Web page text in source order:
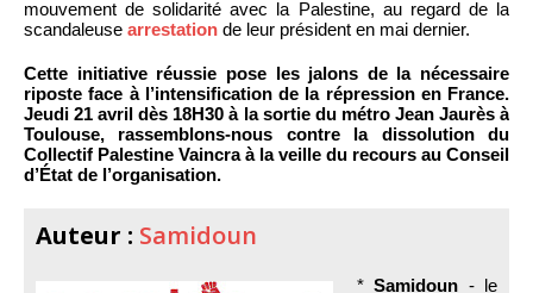
mouvement de solidarité avec la Palestine, au regard de la
scandaleuse arrestation de leur président en mai dernier.
Cette initiative réussie pose les jalons de la nécessaire
riposte face à l’intensification de la répression en France.
Jeudi 21 avril dès 18H30 à la sortie du métro Jean Jaurès à
Toulouse, rassemblons-nous contre la dissolution du
Collectif Palestine Vaincra à la veille du recours au Conseil
d’État de l’organisation.
Auteur : Samidoun
*Samidoun - le